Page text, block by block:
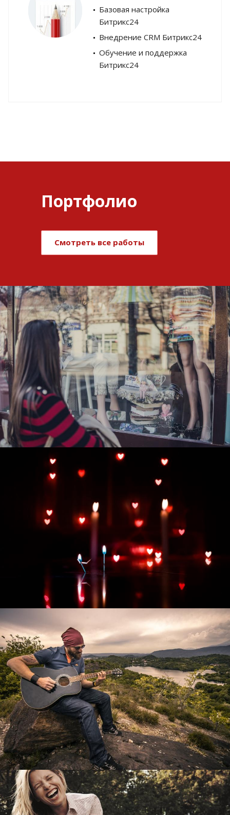
Базовая настройка
Битрикс24
Внедрение CRM Битрикс24
Обучение и поддержка
Битрикс24
Портфолио
Смотреть все работы
Развитие и поддержка интернет-
витрины StepClub
Смотреть проект
Развитие интернет-магазина "Всё для
праздника"
Смотреть проект
Перевод интернет-магазина
Guitaramania.ru на 1С-Битрикс
Смотреть проект